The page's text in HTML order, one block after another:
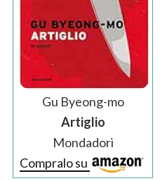
Gu Byeong-mo
Artiglio
Mondadori
Compralo su